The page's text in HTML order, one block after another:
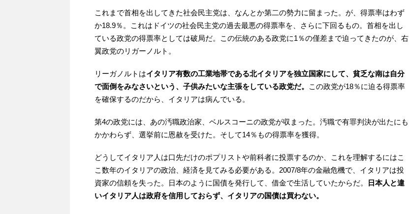
これまで首相を出してきた社会民主党は、なんとか第二の勢力に留まった。が、得票率はわず
か18.9％。これはドイツの社会民主党の過去最悪の得票率を、さらに下回るもの。首相を出し
ている政党の得票率としては破局だ。この伝統のある政党に1％の僅差まで迫ってきたのが、右
翼政党のリガーノルト。
リーガノルトはイタリア有数の工業地帯である北イタリアを独立国家にして、貧乏な南は自分
で面倒をみなさいという、子供みたいな主張をしている政党だ。
この政党が18％に迫る得票率
を確保するのだから、イタリアは病んでいる。
第4の政党には、あの汚職政治家、ベルスコーニの政党が収まった。汚職で有罪判決が出たにも
かかわらず、選挙前に恩赦を受けた。そして14％もの得票率を獲得。
どうしてイタリア人は口先だけのポプリストや前科者に投票するのか、これを理解するにはこ
こ数年のイタリアの政治、経済を見てみる必要がある。2007/8年の金融危機で、イタリアは投
資家の信頼を失った。日本のように国債を発行して、借金で生活していたからだ。
日本人と違
いイタリア人は政府を信用しておらず、イタリアの国債は買わない。